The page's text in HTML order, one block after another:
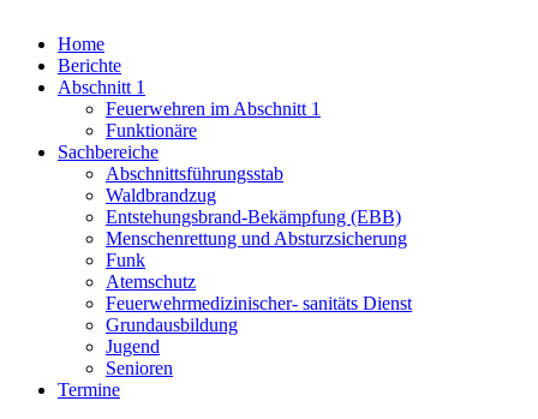
Home
Berichte
Abschnitt 1
Feuerwehren im Abschnitt 1
Funktionäre
Sachbereiche
Abschnittsführungsstab
Waldbrandzug
Entstehungsbrand-Bekämpfung (EBB)
Menschenrettung und Absturzsicherung
Funk
Atemschutz
Feuerwehrmedizinischer- sanitäts Dienst
Grundausbildung
Jugend
Senioren
Termine